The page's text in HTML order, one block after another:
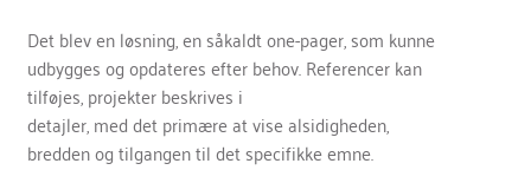
Det blev en løsning, en såkaldt one-pager, som kunne
udbygges og opdateres efter behov. Referencer kan
tilføjes, projekter beskrives i
detajler, med det primære at vise alsidigheden,
bredden og tilgangen til det specifikke emne.